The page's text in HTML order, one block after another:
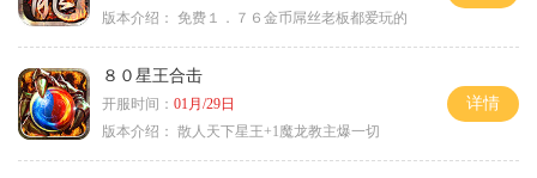
版本介绍： 免费１．７６金币屌丝老板都爱玩的
８０星王合击
开服时间： 01月/29日
版本介绍： 散人天下星王+1魔龙教主爆一切
详情